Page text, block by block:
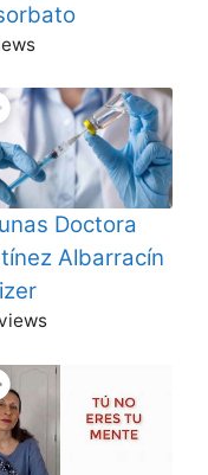
Doctora
Albarracín